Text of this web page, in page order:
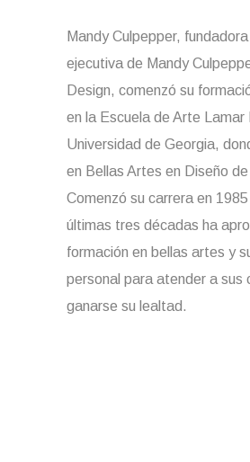
Mandy Culpepper,
ejecutiva de Mandy
Design, comenzó su
en la Escuela de Arte Lamar
Universidad de Georgia,
en Bellas Artes en Diseño
Comenzó su carrera en
últimas tres décadas ha
formación en bellas artes y
personal para atender a sus
ganarse su lealtad.